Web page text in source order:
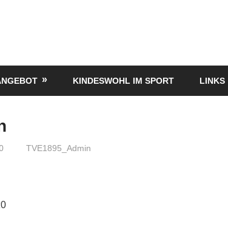
KINDESWOHL IM SPORT LINKS
TVE1895_Admin